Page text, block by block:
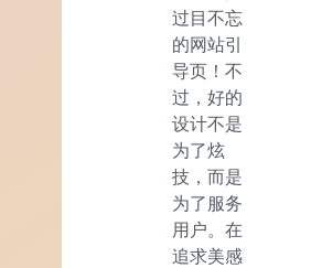
过目不忘
的网站引
导页！不
过，好的
设计不是
为了炫
技，而是
为了服务
用户。在
追求美感